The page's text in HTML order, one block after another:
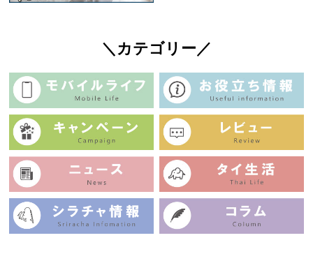
＼カテゴリー／